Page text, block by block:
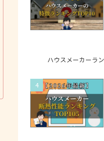
ハウスメーカーラ